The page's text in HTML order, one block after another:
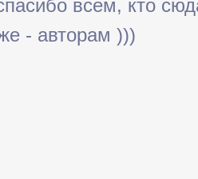
всем, кто
- авторам )))